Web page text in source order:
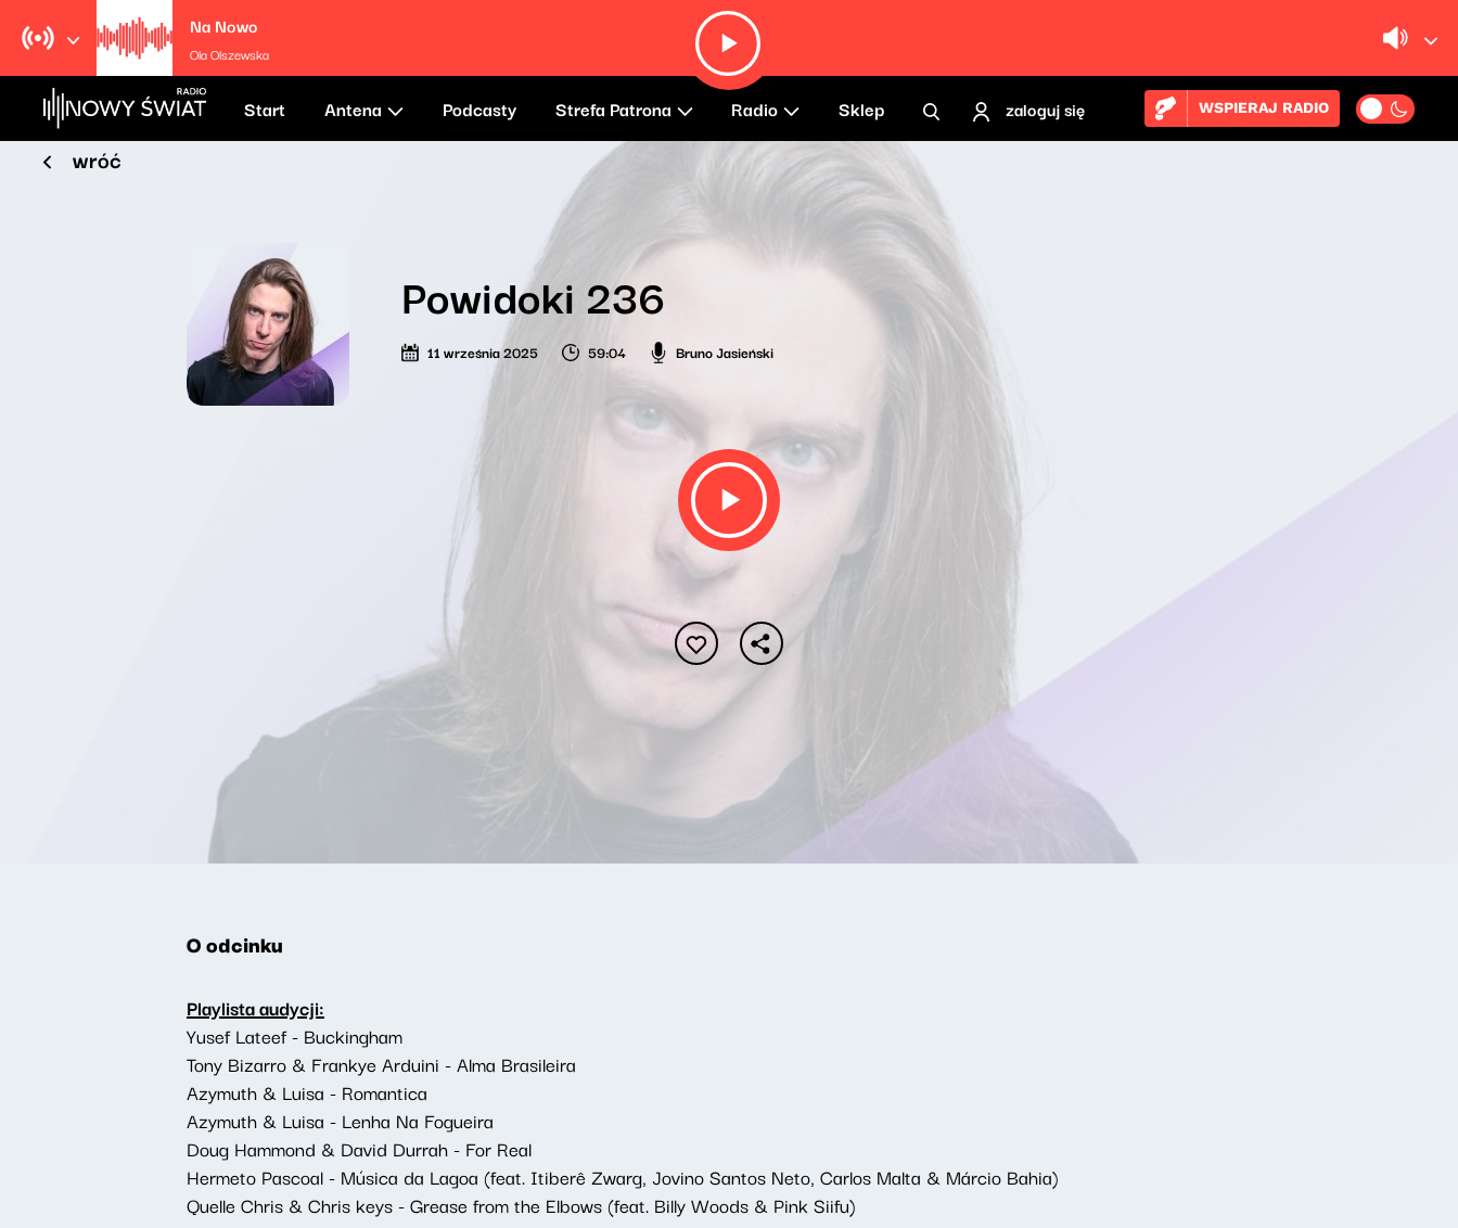
Na Nowo
Ola Olszewska
Start Antena Podcasty Strefa Patrona Radio Sklep zaloguj się WSPIERAJ RADIO
wróć
Powidoki 236
11 września 2025 59:04 Bruno Jasieński
O odcinku
Playlista audycji:
Yusef Lateef - Buckingham
Tony Bizarro & Frankye Arduini - Alma Brasileira
Azymuth & Luisa - Romantica
Azymuth & Luisa - Lenha Na Fogueira
Doug Hammond & David Durrah - For Real
Hermeto Pascoal - Música da Lagoa (feat. Itiberê Zwarg, Jovino Santos Neto, Carlos Malta & Márcio Bahia)
Quelle Chris & Chris keys - Grease from the Elbows (feat. Billy Woods & Pink Siifu)